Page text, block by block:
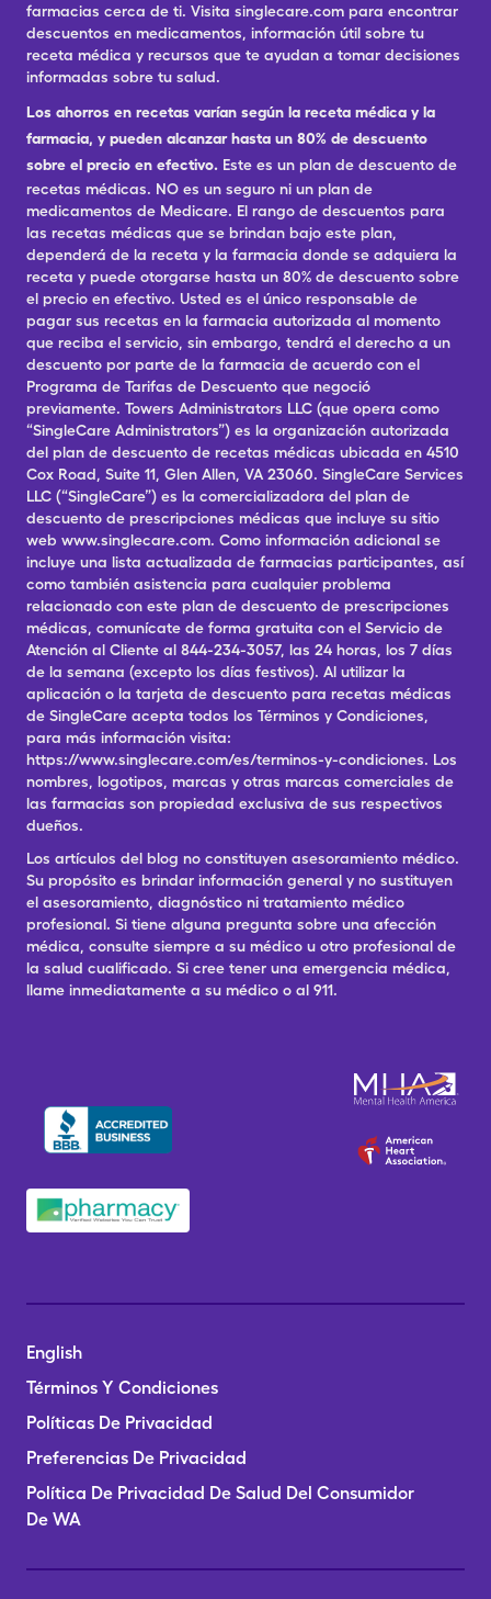
farmacias cerca de ti. Visita singlecare.com para encontrar
descuentos en medicamentos, información útil sobre tu
receta médica y recursos que te ayudan a tomar decisiones
informadas sobre tu salud.
Los ahorros en recetas varían según la receta médica y la
farmacia, y pueden alcanzar hasta un 80% de descuento
sobre el precio en efectivo. Este es un plan de descuento de
recetas médicas. NO es un seguro ni un plan de
medicamentos de Medicare. El rango de descuentos para
las recetas médicas que se brindan bajo este plan,
dependerá de la receta y la farmacia donde se adquiera la
receta y puede otorgarse hasta un 80% de descuento sobre
el precio en efectivo. Usted es el único responsable de
pagar sus recetas en la farmacia autorizada al momento
que reciba el servicio, sin embargo, tendrá el derecho a un
descuento por parte de la farmacia de acuerdo con el
Programa de Tarifas de Descuento que negoció
previamente. Towers Administrators LLC (que opera como
“SingleCare Administrators”) es la organización autorizada
del plan de descuento de recetas médicas ubicada en 4510
Cox Road, Suite 11, Glen Allen, VA 23060. SingleCare Services
LLC (“SingleCare”) es la comercializadora del plan de
descuento de prescripciones médicas que incluye su sitio
web www.singlecare.com. Como información adicional se
incluye una lista actualizada de farmacias participantes, así
como también asistencia para cualquier problema
relacionado con este plan de descuento de prescripciones
médicas, comunícate de forma gratuita con el Servicio de
Atención al Cliente al 844-234-3057, las 24 horas, los 7 días
de la semana (excepto los días festivos). Al utilizar la
aplicación o la tarjeta de descuento para recetas médicas
de SingleCare acepta todos los Términos y Condiciones,
para más información visita:
https://www.singlecare.com/es/terminos-y-condiciones. Los
nombres, logotipos, marcas y otras marcas comerciales de
las farmacias son propiedad exclusiva de sus respectivos
dueños.
Los artículos del blog no constituyen asesoramiento médico.
Su propósito es brindar información general y no sustituyen
el asesoramiento, diagnóstico ni tratamiento médico
profesional. Si tiene alguna pregunta sobre una afección
médica, consulte siempre a su médico u otro profesional de
la salud cualificado. Si cree tener una emergencia médica,
llame inmediatamente a su médico o al 911.
English
Términos Y Condiciones
Políticas De Privacidad
Preferencias De Privacidad
Política De Privacidad De Salud Del Consumidor
De WA